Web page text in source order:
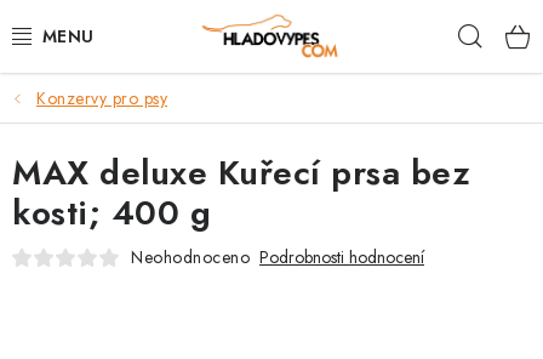
na
POTŘEBY PRO PSY
TAMI PŘEPRAVNÍ BOXY
SPORT SE PSEM
Konzervy pro psy
MAX deluxe Kuřecí prsa bez
kosti; 400 g
Neohodnoceno Podrobnosti hodnocení